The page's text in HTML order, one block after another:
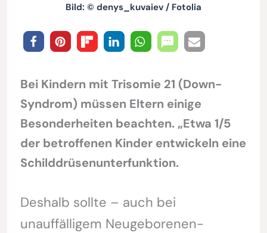
Bild: © denys_kuvaiev / Fotolia
Bei Kindern mit Trisomie 21 (Down-
Syndrom) müssen Eltern einige
Besonderheiten beachten. „Etwa 1/5
der betroffenen Kinder entwickeln eine
Schilddrüsenunterfunktion.
Deshalb sollte – auch bei
unauffälligem Neugeborenen-